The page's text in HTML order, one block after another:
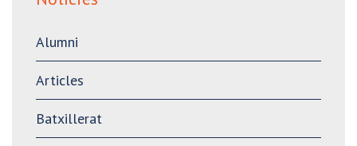
Alumni
Articles
Batxillerat